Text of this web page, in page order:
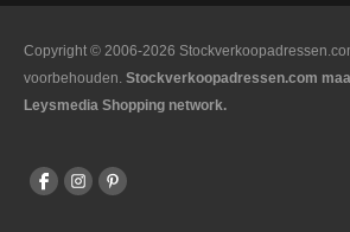
Copyright © 2006-2026
voorbehouden. Stockverkoopadressen.com
Leysmedia Shopping network.